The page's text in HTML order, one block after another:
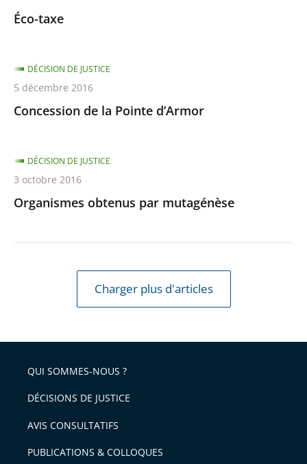
Éco-taxe
Concession de la Pointe d’Armor
DÉCISION DE JUSTICE
5 décembre 2016
Organismes obtenus par mutagénèse
DÉCISION DE JUSTICE
3 octobre 2016
Charger plus d'articles
QUI SOMMES-NOUS ?
DÉCISIONS DE JUSTICE
AVIS CONSULTATIFS
PUBLICATIONS & COLLOQUES